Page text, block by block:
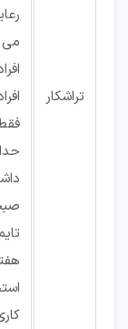
تراشکار
می